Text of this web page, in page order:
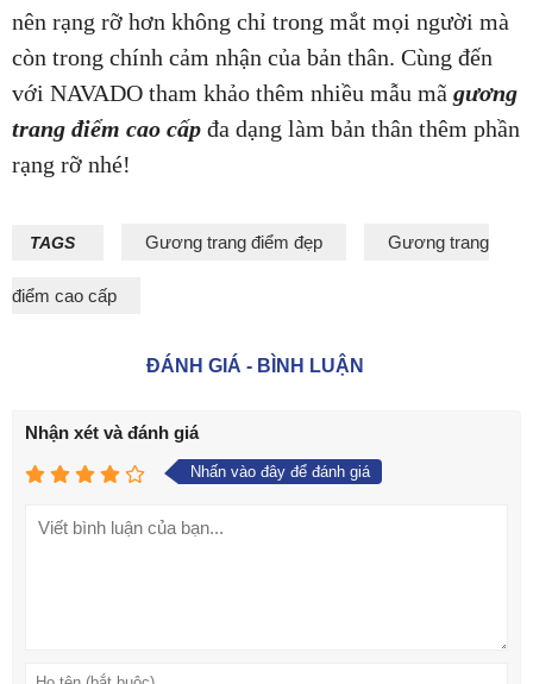
nên rạng rỡ hơn không chỉ trong mắt mọi người mà
còn trong chính cảm nhận của bản thân. Cùng đến
với NAVADO tham khảo thêm nhiều mẫu mã gương
trang điểm cao cấp đa dạng làm bản thân thêm phần
rạng rỡ nhé!
TAGS Gương trang điểm đẹp Gương trang
điểm cao cấp
ĐÁNH GIÁ - BÌNH LUẬN
Nhận xét và đánh giá
Nhấn vào đây để đánh giá